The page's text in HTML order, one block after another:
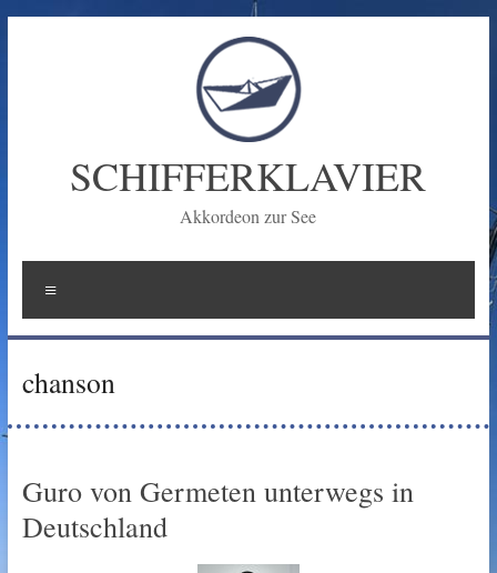
SCHIFFERKLAVIER
Akkordeon zur See
chanson
Guro von Germeten unterwegs in
Deutschland